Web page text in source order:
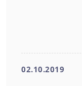
02.10.2019